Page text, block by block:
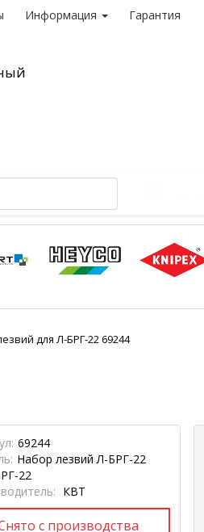
Информация Гарантия
для Л-БРГ-22 69244
69244
Набор лезвий Л-БРГ-22
22
КВТ